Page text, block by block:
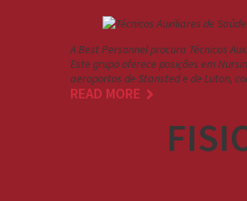
A Best Personnel procura Técnicos
Este grupo oferece posições em
aeroportos de Stansted e de Luton,
READ MORE